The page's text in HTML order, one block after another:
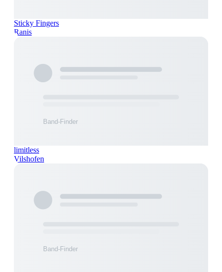
Sticky Fingers
Ranis
limitless
Vilshofen